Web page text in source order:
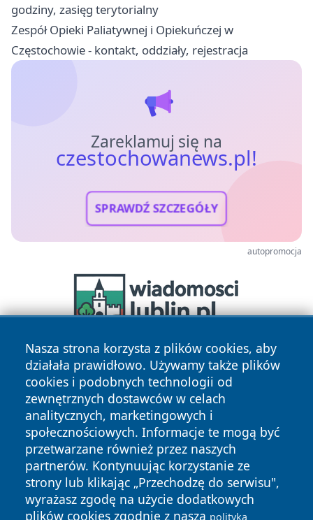
godziny, zasięg terytorialny
Zespół Opieki Paliatywnej i Opiekuńczej w
Częstochowie - kontakt, oddziały, rejestracja
Zareklamuj się na
czestochowanews.pl!
SPRAWDŹ SZCZEGÓŁY
autopromocja
Nasza strona korzysta z plików cookies, aby
działała prawidłowo. Używamy także plików
cookies i podobnych technologii od
zewnętrznych dostawców w celach
analitycznych, marketingowych i
społecznościowych. Informacje te mogą być
przetwarzane również przez naszych
partnerów. Kontynuując korzystanie ze
strony lub klikając „Przechodzę do serwisu",
wyrażasz zgodę na użycie dodatkowych
plików cookies zgodnie z naszą polityką
Copyright © 2026 czestochowanews.pl Wszystkie prawa
zastrzeżone.
News Autorzy
Polityka
Polityka